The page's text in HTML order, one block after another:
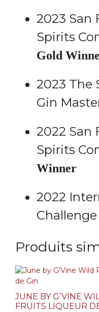
2023 San
Spirits
Gold
2023 The
Gin
2022 San
Spirits
Winner
2022
Challenge
Produits
JUNE BY G’VINE
FRUITS LIQUEUR